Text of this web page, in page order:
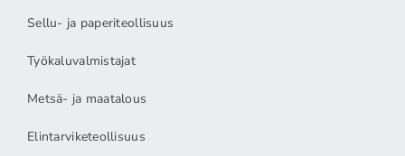
Sellu- ja paperiteollisuus
Työkaluvalmistajat
Metsä- ja maatalous
Elintarviketeollisuus